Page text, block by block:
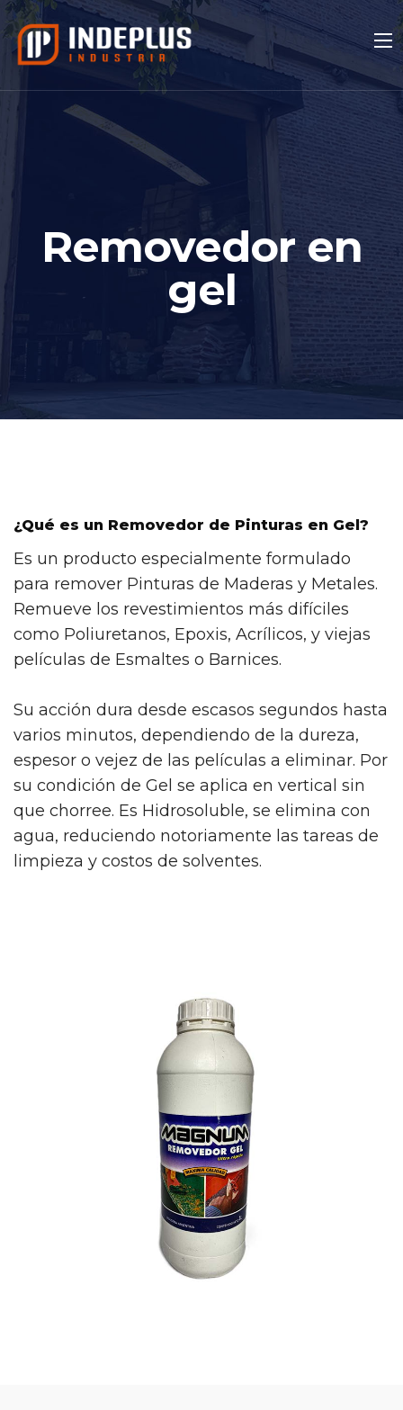
Removedor en
gel
¿Qué es un Removedor de Pinturas en Gel?
Es un producto especialmente formulado
para remover Pinturas de Maderas y Metales.
Remueve los revestimientos más difíciles
como Poliuretanos, Epoxis, Acrílicos, y viejas
películas de Esmaltes o Barnices.
Su acción dura desde escasos segundos hasta
varios minutos, dependiendo de la dureza,
espesor o vejez de las películas a eliminar. Por
su condición de Gel se aplica en vertical sin
que chorree. Es Hidrosoluble, se elimina con
agua, reduciendo notoriamente las tareas de
limpieza y costos de solventes.